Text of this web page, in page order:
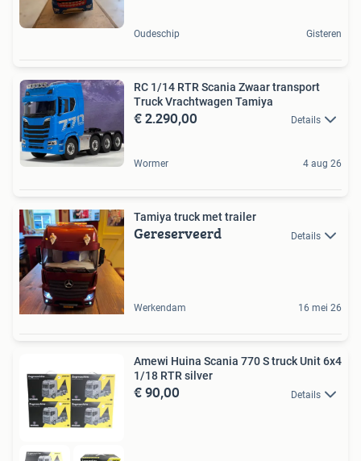
Oudeschip Gisteren
RC 1/14 RTR Scania Zwaar transport
Truck Vrachtwagen Tamiya
€ 2.290,00 Details
Wormer 4 aug 26
Tamiya truck met trailer
Gereserveerd Details
Werkendam 16 mei 26
Amewi Huina Scania 770 S truck Unit 6x4
1/18 RTR silver
€ 90,00 Details